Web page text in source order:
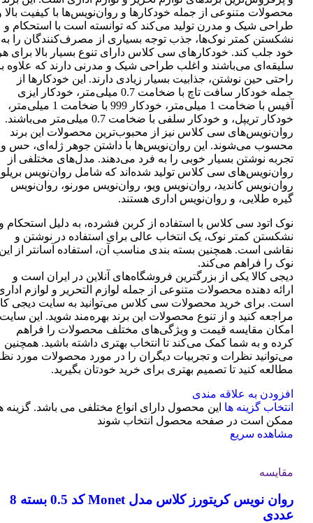
محصولات متنوعی از جمله خودکارها و روان‌نویس‌ها با کیفیت بالا
طراحی شیک و مدرن تولید می‌کند که توانسته است با استحکام و
نشکستن کمتر نوک‌ها، جذب توجه بسیاری از مصرف‌کنندگان را به
خود جلب کند. خودکارهای سی کلاس دارای تنوع بسیار بالا برای
سلیقه‌ای می‌باشند و اغلب طراحی شیک و مدرنی دارند که علاوه
راحتی حین نوشتن، جذابیت بسیار زیادی دارند. این خودکارها از
جمله خودکار سافت تاچ با ضخامت 0.7 میلی‌متر، خودکار ایزی
آفیس با ضخامت 1 میلی‌متر، خودکار 999 با ضخامت 1 میلی‌متر،
خودکار تریپل، و خودکار سلفی با ضخامت 0.7 میلی‌متر می‌باشند.
روان‌نویس‌های سی کلاس نیز از محبوب‌ترین محصولات این برند
محسوب می‌شوند. این روان‌نویس‌ها با داشتن جوهر ژله‌ای، حس و
تجربه نوشتن بسیار خوبی را به فرد می‌دهند. مدل‌های مختلفی از
روان‌نویس‌های سی کلاس تولید شده‌اند که شامل روان‌نویس
روان‌نویس کاندید، روان‌نویس ویو، روان‌نویس مورنو، روان‌نویس
گیره طلایی، و روان‌نویس اداری هستند.
نوک اتود سی کلاس با استفاده از کربن فشرده، به دلیل استحکام
نشکستن کمتر نوک، یک انتخاب عالی برای استفاده در نوشتن و
نقاشی است. همچنین بسته بندی مناسب آن، استفاده آسانتر از
نوک را فراهم می‌کند.
دیجی کالا یکی از بزرگترین فروشگاه‌های آنلاین در ایران است و
ارائه دهنده محصولات متنوعی از جمله لوازم التحریر و لوازم
است. برای خرید محصولات سی کلاس می‌توانید به سایت دیجی
مراجعه کنید و از تنوع محصولات این برند بهره‌مند شوید. این سایت
امکان مقایسه قیمت و ویژگی‌های مختلف محصولات را فراهم
کرده و به شما کمک می‌کند تا انتخاب بهتری داشته باشید. همچنین
می‌توانید نظرات و تجربیات دیگران را در مورد محصولات مورد
مطالعه کنید تا تصمیم بهتری برای خرید خودتان بگیرید.
افزودن به علاقه مندی
انتخاب گزینه ها این محصول دارای انواع مختلفی می باشد. گزینه
ممکن است در صفحه محصول انتخاب شوند
مشاهده سریع
مقایسه
روان نویس کریتورز کلاس مدل Monet کد 0.5 بسته 8
عددی